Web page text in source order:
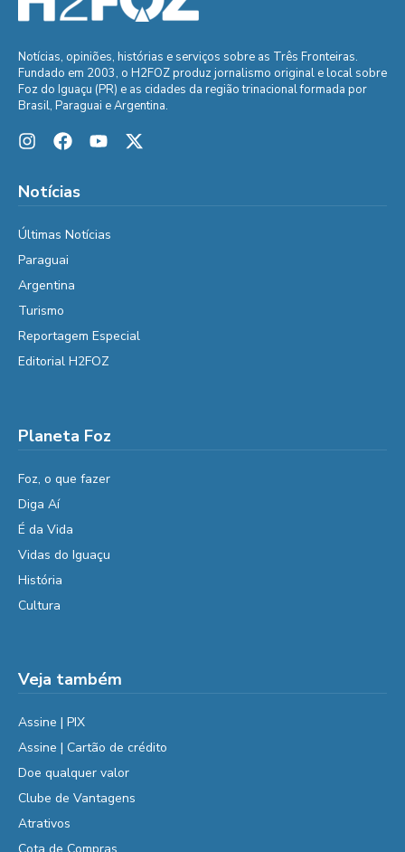
Notícias, opiniões, histórias e serviços sobre as Três Fronteiras.
Fundado em 2003, o H2FOZ produz jornalismo original e local sobre
Foz do Iguaçu (PR) e as cidades da região trinacional formada por
Brasil, Paraguai e Argentina.
Notícias
Últimas Notícias
Paraguai
Argentina
Turismo
Reportagem Especial
Editorial H2FOZ
Planeta Foz
Foz, o que fazer
Diga Aí
É da Vida
Vidas do Iguaçu
História
Cultura
Veja também
Assine | PIX
Assine | Cartão de crédito
Doe qualquer valor
Clube de Vantagens
Atrativos